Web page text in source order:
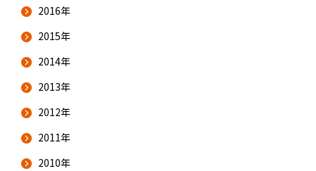
2016年
2015年
2014年
2013年
2012年
2011年
2010年